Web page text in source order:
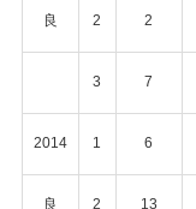
良 2 2
3 7
2014 1 6
良 2 13